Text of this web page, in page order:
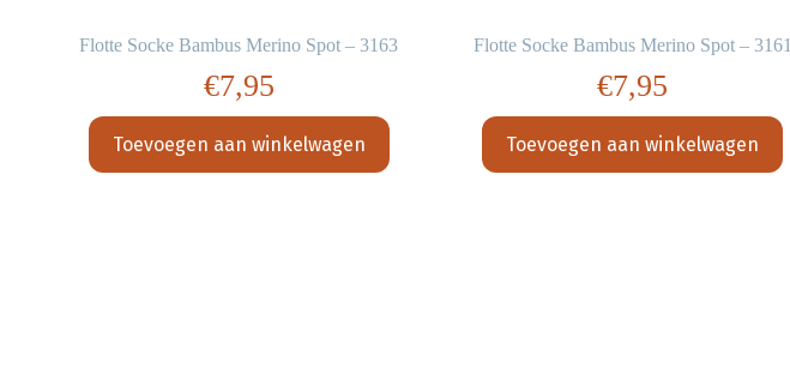
Flotte Socke Bambus Merino Spot – 3163
€7,95
Toevoegen aan winkelwagen
Flotte Socke Bambus Merino Spot – 3161
€7,95
Toevoegen aan winkelwagen